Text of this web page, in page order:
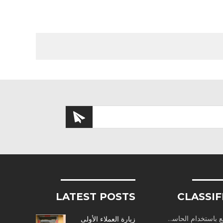
الحاسب الآلي
LATEST POSTS
زيارة العملاء الأولى